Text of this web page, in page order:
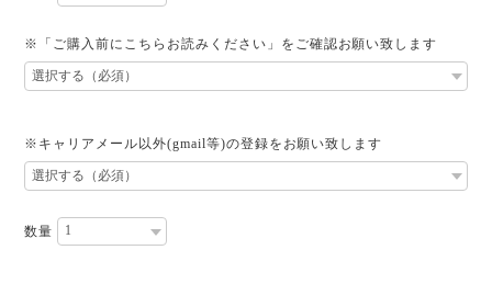
※「ご購入前にこちらお読みください」をご確認お願い致します
※キャリアメール以外(gmail等)の登録をお願い致します
数量